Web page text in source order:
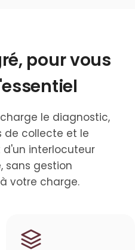
pour vous
le diagnostic,
de collecte et le
d'un interlocuteur
sans gestion
votre charge.